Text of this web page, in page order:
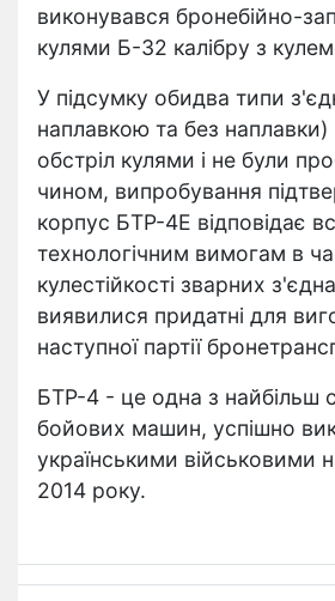
виконувався бронебійно-
кулями Б-32 калібру з
У підсумку обидва типи
наплавкою та без
обстріл кулями і не були
чином, випробування
корпус БТР-4Е відповідає
технологічним вимогам в
кулестійкості зварних
виявилися придатні для
наступної партії
БТР-4 - це одна з найбільш
бойових машин, успішно
українськими військовими
2014 року.